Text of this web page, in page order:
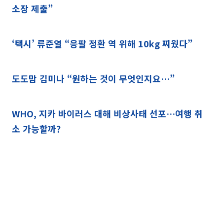
소장 제출”
‘택시’ 류준열 “응팔 정환 역 위해 10kg 찌웠다”
도도맘 김미나 “원하는 것이 무엇인지요…”
WHO, 지카 바이러스 대해 비상사태 선포…여행 취
소 가능할까?